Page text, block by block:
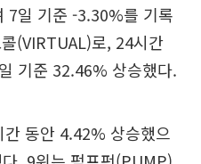
7일 기준 -3.30%를 기록
(VIRTUAL)로, 24시간
기준 32.46% 상승했다.
동안 4.42% 상승했으